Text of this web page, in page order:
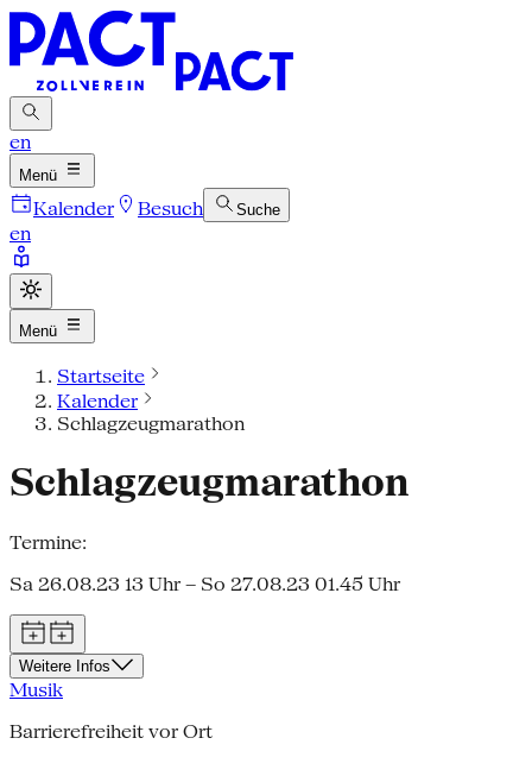
en
Menü
Kalender Besuch Suche
en
Menü
Startseite
Kalender
Schlagzeugmarathon
Schlagzeugmarathon
Termine:
Sa 26.08.23 13 Uhr – So 27.08.23 01.45 Uhr
Weitere Infos
Musik
Barrierefreiheit vor Ort